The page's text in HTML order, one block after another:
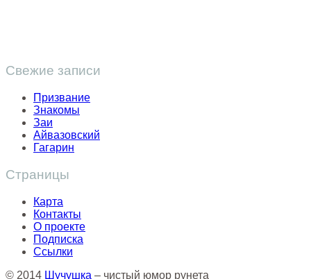
Свежие записи
Призвание
Знакомы
Заи
Айвазовский
Гагарин
Страницы
Карта
Контакты
О проекте
Подписка
Ссылки
© 2014 Шучушка – чистый юмор рунета